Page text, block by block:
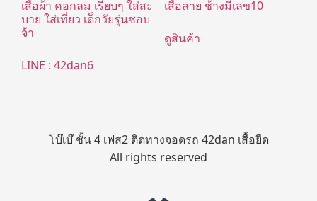
เสื้อผ้า คอกลม เรียบๆ ใส่สะ
บาย ใส่เที่ยว เด็กวัยรุ่นชอบ
จ้า
LINE : 42dan6
เสื้อลาย ช้างมีเลข10
ดูสินค้า
โบ๊เบ๊ ชั้น 4 เฟส2 ติดทางจอดรถ 42dan เสื้อยืด
All rights reserved